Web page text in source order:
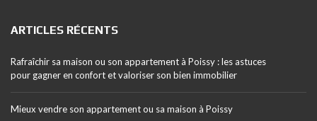
ARTICLES RÉCENTS
Rafraîchir sa maison ou son appartement à Poissy : les astuces
pour gagner en confort et valoriser son bien immobilier
Mieux vendre son appartement ou sa maison à Poissy